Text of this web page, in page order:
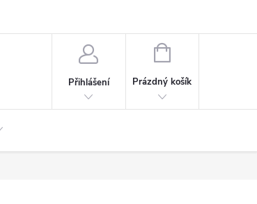
Přihlášení
NÁKUPNÍ
Prázdný košík